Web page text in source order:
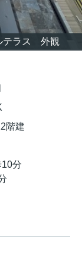
テラス 外観
階建
分